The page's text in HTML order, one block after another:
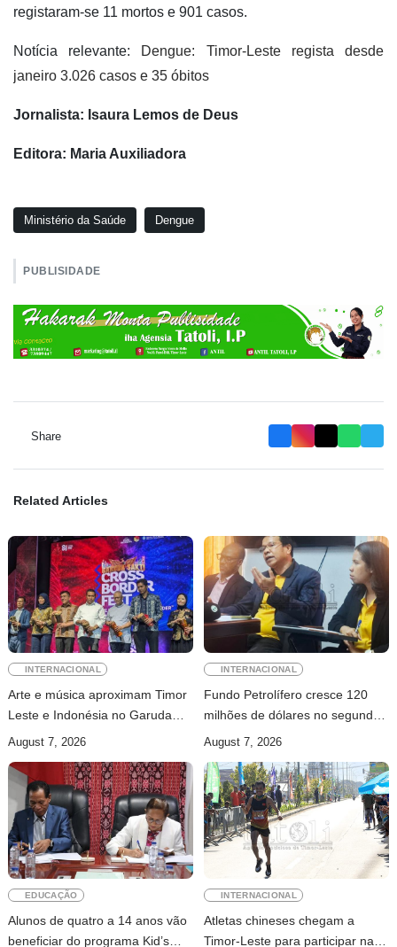
registaram-se 11 mortos e 901 casos.
Notícia relevante: Dengue: Timor-Leste regista desde
janeiro 3.026 casos e 35 óbitos
Jornalista: Isaura Lemos de Deus
Editora: Maria Auxiliadora
Ministério da Saúde Dengue
PUBLISIDADE
Share
Related Articles
INTERNACIONAL
Arte e música aproximam Timor
Leste e Indonésia no Garuda
Sakti Crossborder Fest 2026
August 7, 2026
INTERNACIONAL
Fundo Petrolífero cresce 120
milhões de dólares no segundo
trimestre
August 7, 2026
EDUCAÇÃO
Alunos de quatro a 14 anos vão
beneficiar do programa Kid’s
INTERNACIONAL
Atletas chineses chegam a
Timor-Leste para participar na